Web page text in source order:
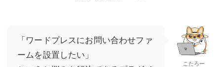
「ワードプレスにお問い合わせファ
ームを設置したい」
こたろー